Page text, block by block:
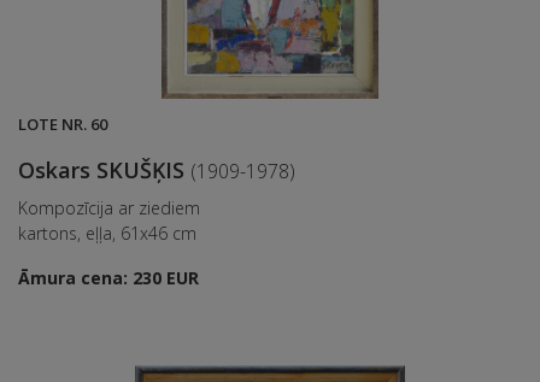
LOTE NR. 60
Oskars SKUŠĶIS (1909-1978)
Kompozīcija ar ziediem
kartons, eļļa, 61x46 cm
Āmura cena: 230 EUR